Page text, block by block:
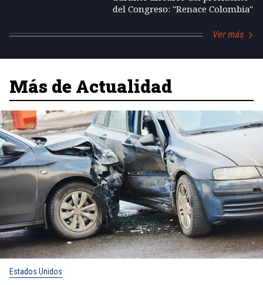
del Congreso: "Renace Colombia"
Ver más
Más de Actualidad
Estados Unidos